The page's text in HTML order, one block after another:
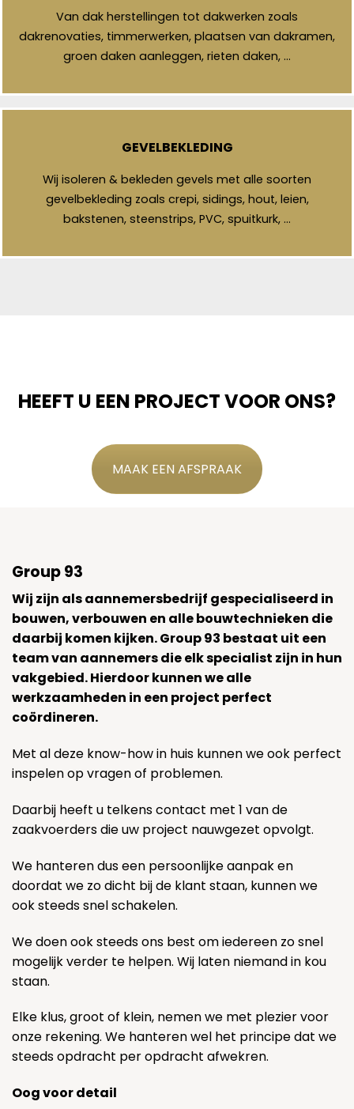
Van dak herstellingen tot dakwerken zoals
dakrenovaties, timmerwerken, plaatsen van dakramen,
groen daken aanleggen, rieten daken, …
GEVELBEKLEDING
Wij isoleren & bekleden gevels met alle soorten
gevelbekleding zoals crepi, sidings, hout, leien,
bakstenen, steenstrips, PVC, spuitkurk, …
HEEFT U EEN PROJECT VOOR ONS?
MAAK EEN AFSPRAAK
Group 93
Wij zijn als aannemersbedrijf gespecialiseerd in
bouwen, verbouwen en alle bouwtechnieken die
daarbij komen kijken. Group 93 bestaat uit een
team van aannemers die elk specialist zijn in hun
vakgebied. Hierdoor kunnen we alle
werkzaamheden in een project perfect
coördineren.
Met al deze know-how in huis kunnen we ook perfect
inspelen op vragen of problemen.
Daarbij heeft u telkens contact met 1 van de
zaakvoerders die uw project nauwgezet opvolgt.
We hanteren dus een persoonlijke aanpak en
doordat we zo dicht bij de klant staan, kunnen we
ook steeds snel schakelen.
We doen ook steeds ons best om iedereen zo snel
mogelijk verder te helpen. Wij laten niemand in kou
staan.
Elke klus, groot of klein, nemen we met plezier voor
onze rekening. We hanteren wel het principe dat we
steeds opdracht per opdracht afwekren.
Oog voor detail